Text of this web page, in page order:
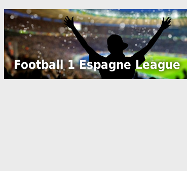
Football 1 Espagne League